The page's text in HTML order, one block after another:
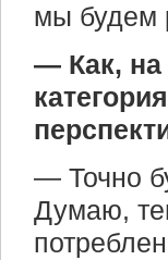
мы будем
— Как, на
— Точно
Думаю,